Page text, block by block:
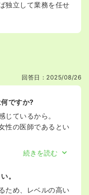
独立して業務を任せ
回答日：2025/08/26
ですか?
じているから。
性の医師であるとい
続きを読む
。
ため、レベルの高い